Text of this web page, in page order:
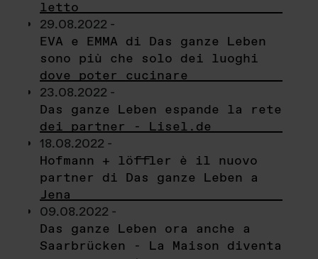
letto
29.08.2022 -
EVA e EMMA di Das ganze Leben
sono più che solo dei luoghi
dove poter cucinare
23.08.2022 -
Das ganze Leben espande la rete
dei partner - Lisel.de
18.08.2022 -
Hofmann + löffler è il nuovo
partner di Das ganze Leben a
Jena
09.08.2022 -
Das ganze Leben ora anche a
Saarbrücken - La Maison diventa